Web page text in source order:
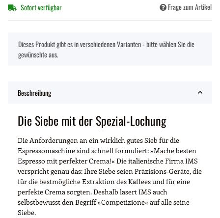
Sofort verfügbar Frage zum Artikel
xDieses Produkt gibt es in verschiedenen Varianten - bitte wählen Sie die
gewünschte aus.
Beschreibung
Die Siebe mit der Spezial-Lochung
Die Anforderungen an ein wirklich gutes Sieb für die
Espressomaschine sind schnell formuliert: »Mache besten
Espresso mit perfekter Crema!« Die italienische Firma IMS
verspricht genau das: Ihre Siebe seien Präzisions-Geräte, die
für die bestmögliche Extraktion des Kaffees und für eine
perfekte Crema sorgten. Deshalb lasert IMS auch
selbstbewusst den Begriff »Competizione« auf alle seine
Siebe.